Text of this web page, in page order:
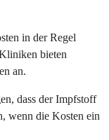
in der Regel
bieten
an.
dass der Impfstoff
wenn die Kosten ein